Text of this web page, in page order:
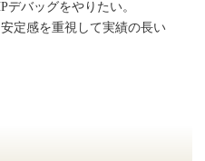
デバッグをやりたい。
定感を重視して実績の長い